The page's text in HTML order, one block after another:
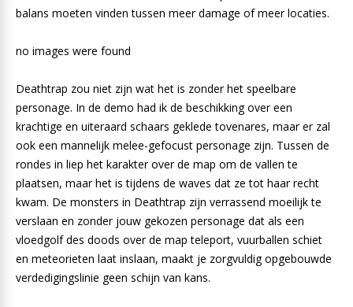
balans moeten vinden tussen meer damage of meer locaties.
no images were found
Deathtrap zou niet zijn wat het is zonder het speelbare
personage. In de demo had ik de beschikking over een
krachtige en uiteraard schaars geklede tovenares, maar er zal
ook een mannelijk melee-gefocust personage zijn. Tussen de
rondes in liep het karakter over de map om de vallen te
plaatsen, maar het is tijdens de waves dat ze tot haar recht
kwam. De monsters in Deathtrap zijn verrassend moeilijk te
verslaan en zonder jouw gekozen personage dat als een
vloedgolf des doods over de map teleport, vuurballen schiet
en meteorieten laat inslaan, maakt je zorgvuldig opgebouwde
verdedigingslinie geen schijn van kans.